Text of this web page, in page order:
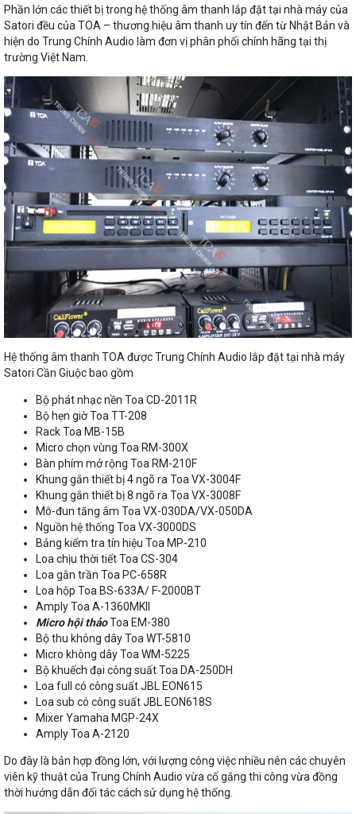
Phần lớn các thiết bị trong hệ thống âm thanh lắp đặt tại nhà máy của
Satori đều của TOA – thương hiệu âm thanh uy tín đến từ Nhật Bản và
hiện do Trung Chính Audio làm đơn vị phân phối chính hãng tại thị
trường Việt Nam.
Hệ thống âm thanh TOA được Trung Chính Audio lắp đặt tại nhà máy
Satori Cần Giuộc bao gồm
Bộ phát nhạc nền Toa CD-2011R
Bộ hẹn giờ Toa TT-208
Rack Toa MB-15B
Micro chọn vùng Toa RM-300X
Bàn phím mở rộng Toa RM-210F
Khung gắn thiết bị 4 ngõ ra Toa VX-3004F
Khung gắn thiết bị 8 ngõ ra Toa VX-3008F
Mô-đun tăng âm Toa VX-030DA/VX-050DA
Nguồn hệ thống Toa VX-3000DS
Bảng kiểm tra tín hiệu Toa MP-210
Loa chịu thời tiết Toa CS-304
Loa gắn trần Toa PC-658R
Loa hộp Toa BS-633A/ F-2000BT
Amply Toa A-1360MKII
Micro hội thảoToa EM-380
Bộ thu không dây Toa WT-5810
Micro không dây Toa WM-5225
Bộ khuếch đại công suất Toa DA-250DH
Loa full có công suất JBL EON615
Loa sub có công suất JBL EON618S
Mixer Yamaha MGP-24X
Amply Toa A-2120
Do đây là bản hợp đồng lớn, với lượng công việc nhiều nên các chuyên
viên kỹ thuật của Trung Chính Audio vừa cố gắng thi công vừa đồng
thời hướng dẫn đối tác cách sử dụng hệ thống.